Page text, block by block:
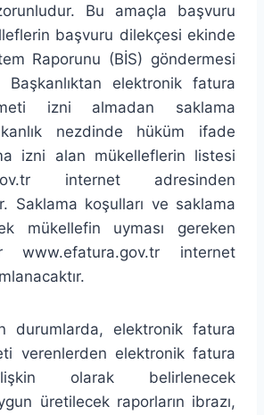
Bu amaçla başvuru
başvuru dilekçesi ekinde
Raporunu (BİS) göndermesi
Başkanlıktan elektronik fatura
izni almadan saklama
nezdinde hüküm ifade
izni alan mükelleflerin listesi
internet adresinden
Saklama koşulları ve saklama
mükellefin uyması gereken
www.efatura.gov.tr internet
durumlarda, elektronik fatura
verenlerden elektronik fatura
olarak belirlenecek
üretilecek raporların ibrazı,